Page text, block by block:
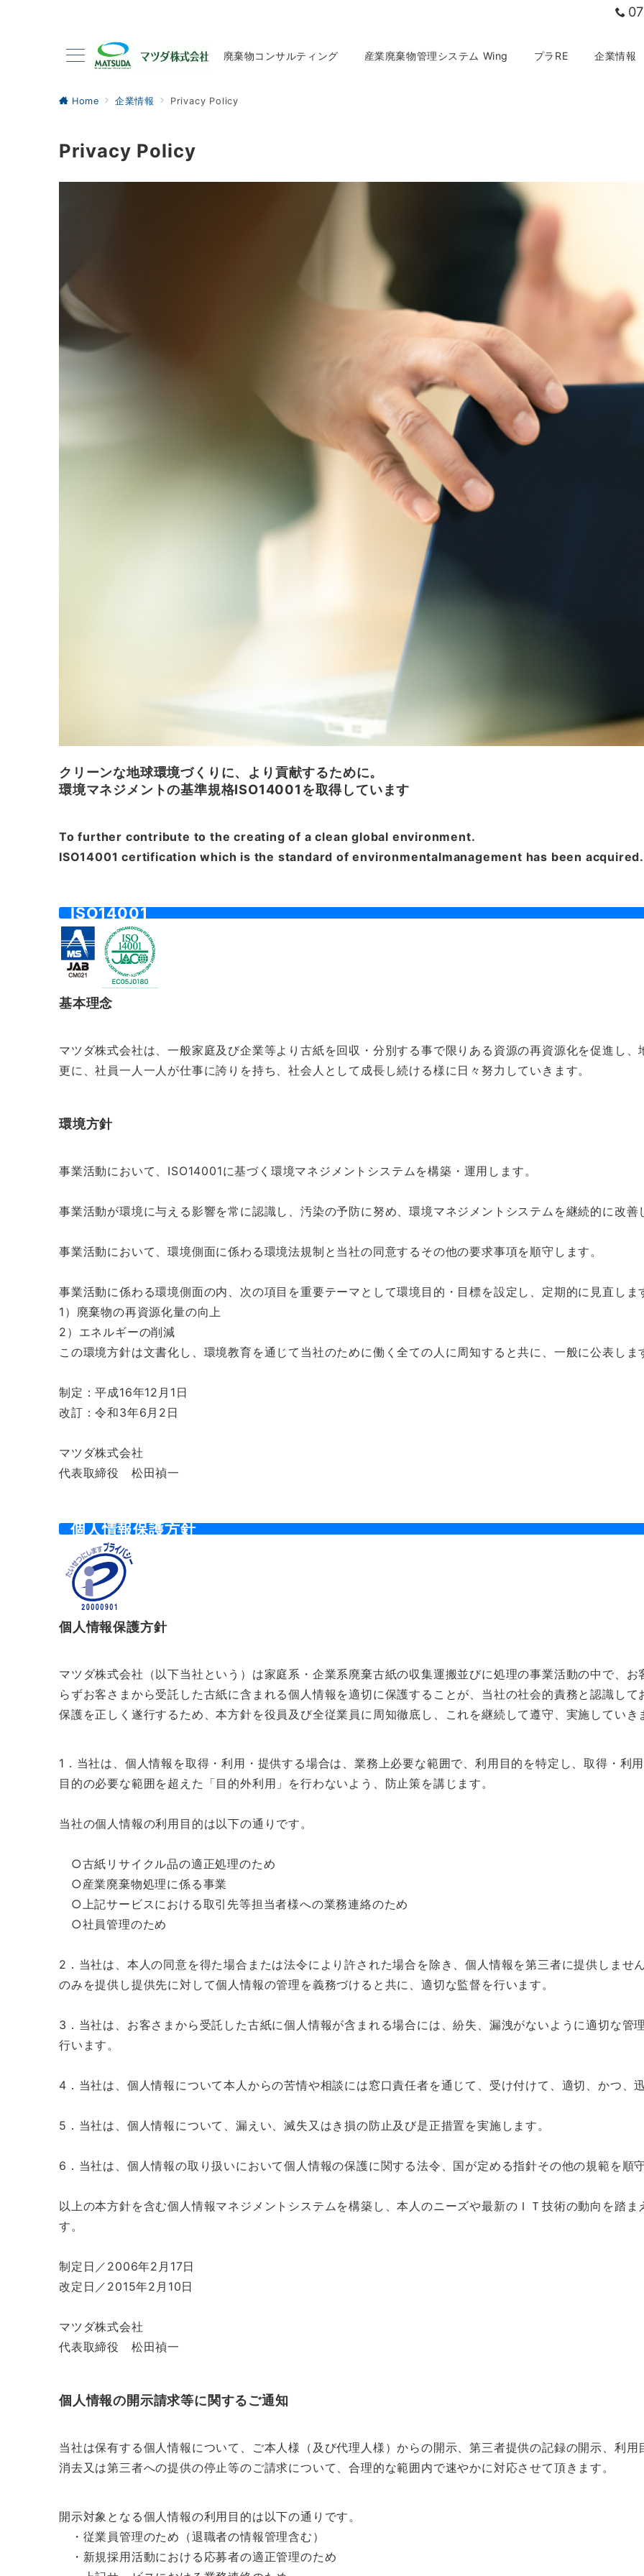
廃棄物コンサルティング 産業廃棄物管理システム Wing プラRE 企業情報
Home 企業情報 Privacy Policy
Privacy Policy
クリーンな地球環境づくりに、より貢献するために。
環境マネジメントの基準規格ISO14001を取得しています
To further contribute to the creating of a clean global environment.
ISO14001 certification which is the standard of environmentalmanagement has been acquired.
ISO14001
基本理念
マツダ株式会社は、一般家庭及び企業等より古紙を回収・分別する事で限りある資源の再資源化を促進し、
更に、社員一人一人が仕事に誇りを持ち、社会人として成長し続ける様に日々努力していきます。
環境方針
事業活動において、ISO14001に基づく環境マネジメントシステムを構築・運用します。
事業活動が環境に与える影響を常に認識し、汚染の予防に努め、環境マネジメントシステムを継続的に改善
事業活動において、環境側面に係わる環境法規制と当社の同意するその他の要求事項を順守します。
事業活動に係わる環境側面の内、次の項目を重要テーマとして環境目的・目標を設定し、定期的に見直しま
1）廃棄物の再資源化量の向上
2）エネルギーの削減
この環境方針は文書化し、環境教育を通じて当社のために働く全ての人に周知すると共に、一般に公表しま
制定：平成16年12月1日
改訂：令和3年6月2日
マツダ株式会社
代表取締役 松田禎一
個人情報保護方針
個人情報保護方針
マツダ株式会社（以下当社という）は家庭系・企業系廃棄古紙の収集運搬並びに処理の事業活動の中で、
らずお客さまから受託した古紙に含まれる個人情報を適切に保護することが、当社の社会的責務と認識し
保護を正しく遂行するため、本方針を役員及び全従業員に周知徹底し、これを継続して遵守、実施していき
1．当社は、個人情報を取得・利用・提供する場合は、業務上必要な範囲で、利用目的を特定し、取得・利
目的の必要な範囲を超えた「目的外利用」を行わないよう、防止策を講じます。
当社の個人情報の利用目的は以下の通りです。
○古紙リサイクル品の適正処理のため
○産業廃棄物処理に係る事業
○上記サービスにおける取引先等担当者様への業務連絡のため
○社員管理のため
2．当社は、本人の同意を得た場合または法令により許された場合を除き、個人情報を第三者に提供しませ
のみを提供し提供先に対して個人情報の管理を義務づけると共に、適切な監督を行います。
3．当社は、お客さまから受託した古紙に個人情報が含まれる場合には、紛失、漏洩がないように適切な管
行います。
4．当社は、個人情報について本人からの苦情や相談には窓口責任者を通じて、受け付けて、適切、かつ、
5．当社は、個人情報について、漏えい、滅失又はき損の防止及び是正措置を実施します。
6．当社は、個人情報の取り扱いにおいて個人情報の保護に関する法令、国が定める指針その他の規範を順守
以上の本方針を含む個人情報マネジメントシステムを構築し、本人のニーズや最新のＩＴ技術の動向を踏
す。
制定日／2006年2月17日
改定日／2015年2月10日
マツダ株式会社
代表取締役 松田禎一
個人情報の開示請求等に関するご通知
当社は保有する個人情報について、ご本人様（及び代理人様）からの開示、第三者提供の記録の開示、利
消去又は第三者への提供の停止等のご請求について、合理的な範囲内で速やかに対応させて頂きます。
開示対象となる個人情報の利用目的は以下の通りです。
・従業員管理のため（退職者の情報管理含む）
・新規採用活動における応募者の適正管理のため